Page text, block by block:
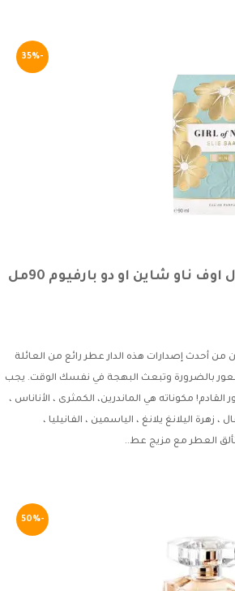
-35%
ناو شاين او دو بارفيوم 90مل
أحدث إصدارات هذه الدار عطر رائع من العائلة
بالضرورة وتبعث البهجة في نفسك الوقت. يجب
مكوناته هي الماندرين، الكمثرى ، الأناناس ،
، زهرة اليلانغ يلانغ ، الياسمين ، الفانيليا ،
العطر مع مزيج عط..
-50%